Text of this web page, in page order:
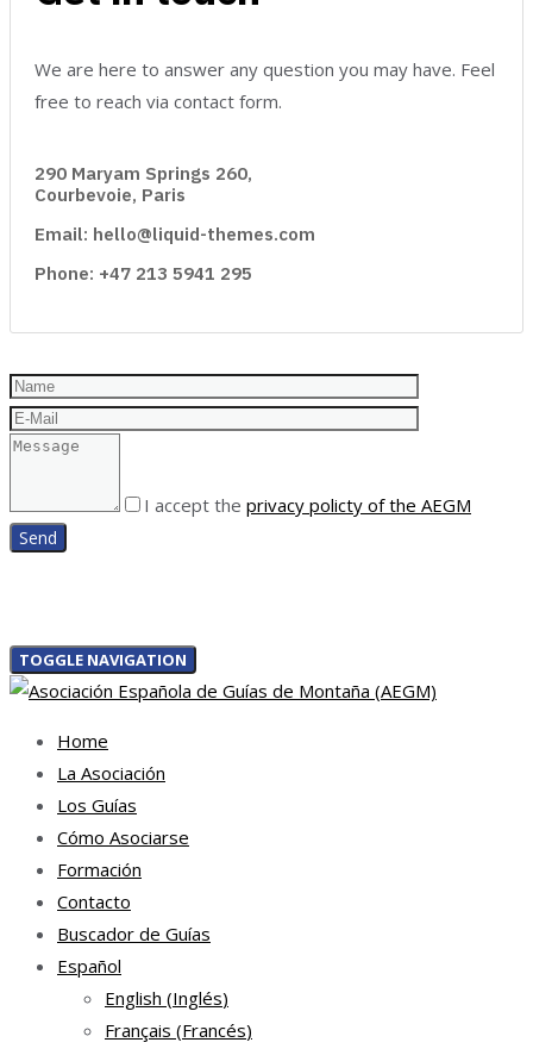
We are here to answer any question you may have. Feel
free to reach via contact form.
290 Maryam Springs 260,
Courbevoie, Paris
Email: hello@liquid-themes.com
Phone: +47 213 5941 295
I accept the privacy policty of the AEGM
TOGGLE NAVIGATION
Home
La Asociación
Los Guías
Cómo Asociarse
Formación
Contacto
Buscador de Guías
Español
English (Inglés)
Français (Francés)